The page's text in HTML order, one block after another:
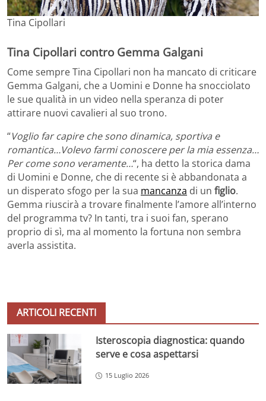
Tina Cipollari
Tina Cipollari contro Gemma Galgani
Come sempre Tina Cipollari non ha mancato di criticare
Gemma Galgani, che a Uomini e Donne ha snocciolato
le sue qualità in un video nella speranza di poter
attirare nuovi cavalieri al suo trono.
“Voglio far capire che sono dinamica, sportiva e
romantica…Volevo farmi conoscere per la mia essenza…
Per come sono veramente…“, ha detto la storica dama
di Uomini e Donne, che di recente si è abbandonata a
un disperato sfogo per la sua mancanza di un figlio.
Gemma riuscirà a trovare finalmente l’amore all’interno
del programma tv? In tanti, tra i suoi fan, sperano
proprio di sì, ma al momento la fortuna non sembra
averla assistita.
ARTICOLI RECENTI
Isteroscopia diagnostica: quando
serve e cosa aspettarsi
15 Luglio 2026